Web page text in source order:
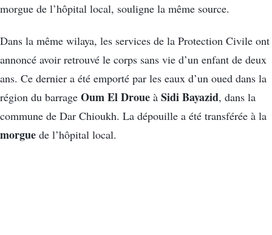
morgue de l’hôpital local, souligne la même source.
Dans la même wilaya, les services de la Protection Civile ont
annoncé avoir retrouvé le corps sans vie d’un enfant de deux
ans. Ce dernier a été emporté par les eaux d’un oued dans la
région du barrage Oum El Droue à Sidi Bayazid, dans la
commune de Dar Chioukh. La dépouille a été transférée à la
morgue de l’hôpital local.